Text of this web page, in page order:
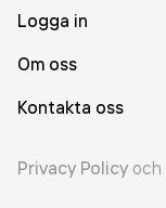
Logga in
Om oss
Kontakta oss
Privacy Policy och